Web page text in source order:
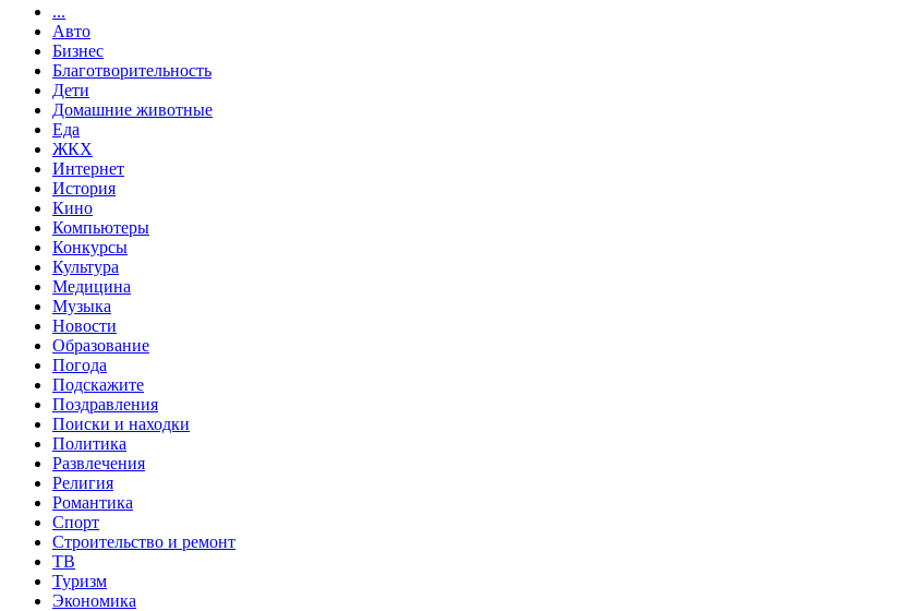
...
Авто
Бизнес
Благотворительность
Дети
Домашние животные
Еда
ЖКХ
Интернет
История
Кино
Компьютеры
Конкурсы
Культура
Медицина
Музыка
Новости
Образование
Погода
Подскажите
Поздравления
Поиски и находки
Политика
Развлечения
Религия
Романтика
Спорт
Строительство и ремонт
ТВ
Туризм
Экономика